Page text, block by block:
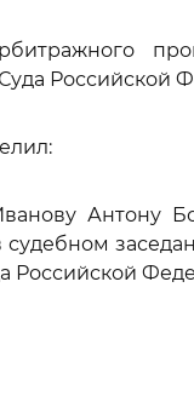
Российской
Антону
Российской